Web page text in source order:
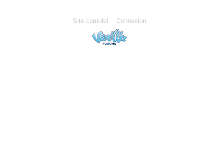
Site complet Connexion